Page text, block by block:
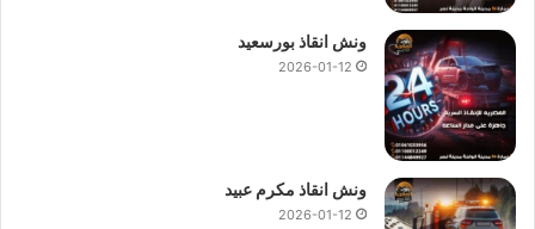
ونش انقاذ بورسعيد
2026-01-12
ونش انقاذ مكرم عبيد
2026-01-12